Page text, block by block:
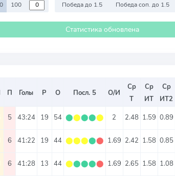
100 Победа до 1.5 Победа соп. до 1.5
Статистика обновлена
П Голы Р О Посл. 5 О/И
Ср
Т
Ср
ИТ
Ср
ИТ2
5 43:24 19 54 ⬤⬤⬤⬤⬤ 2 2.48 1.59 0.89
6 41:22 19 44 ⬤⬤⬤⬤⬤ 1.69 2.42 1.58 0.85
6 41:28 13 44 ⬤⬤⬤⬤⬤ 1.69 2.65 1.58 1.08